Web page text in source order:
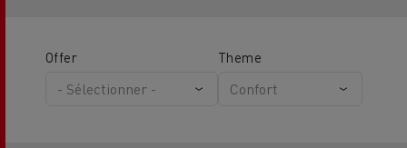
Offer Theme